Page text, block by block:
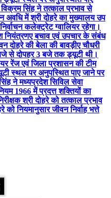
सिंह ने तत्काल प्रभाव से
अवधि में श्री दोहरे का मुख्यालय उप
कलेक्ट्रेट ग्वालियर रहेगा।
नियंत्रणए बचाव एवं उपचार के संबंध
दोहरे की बेला की बावड़ीए चौधरी
से दोपहर 3 बजे तक ड्यूटी थी।
रेंज एवं जिला प्रशासन की टीम
स्थल पर अनुपस्थित पाए जाने पर
ने मध्यप्रदेश सिविल सेवा
1966 में प्रदत्त शक्तियों का
श्री दोहरे को तत्काल प्रभाव
नियमानुसार जीवन निर्वाह भत्ते